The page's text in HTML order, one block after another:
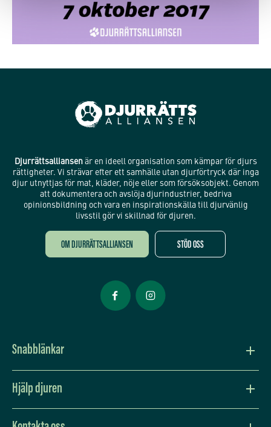
Djurrättsalliansenär en ideell organisation som kämpar för djurs
rättigheter. Vi strävar efter ett samhälle utan djurförtryck där inga
djur utnyttjas för mat, kläder, nöje eller som försöksobjekt. Genom
att dokumentera och avslöja djurindustrier, bedriva
opinionsbildning och vara en inspirationskälla till djurvänlig
livsstil gör vi skillnad för djuren.
OM DJURRÄTTSALLIANSEN STÖD OSS
Öppnas i nytt fönster
Snabblänkar
Vision och värdegrund
Hjälp djuren
Lev djurvänligt